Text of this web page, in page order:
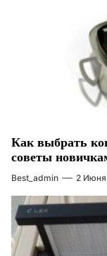
Как выбрать
советы
Best_admin 2